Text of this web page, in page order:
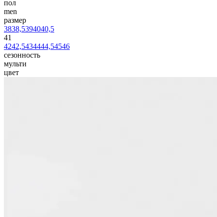
пол
men
размер
3838,5394040,5
41
4242,5434444,54546
сезонность
мульти
цвет